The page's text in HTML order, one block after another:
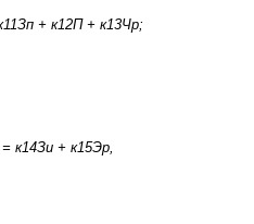
+ к12П + к13Чр;
к14Зи + к15Эр,